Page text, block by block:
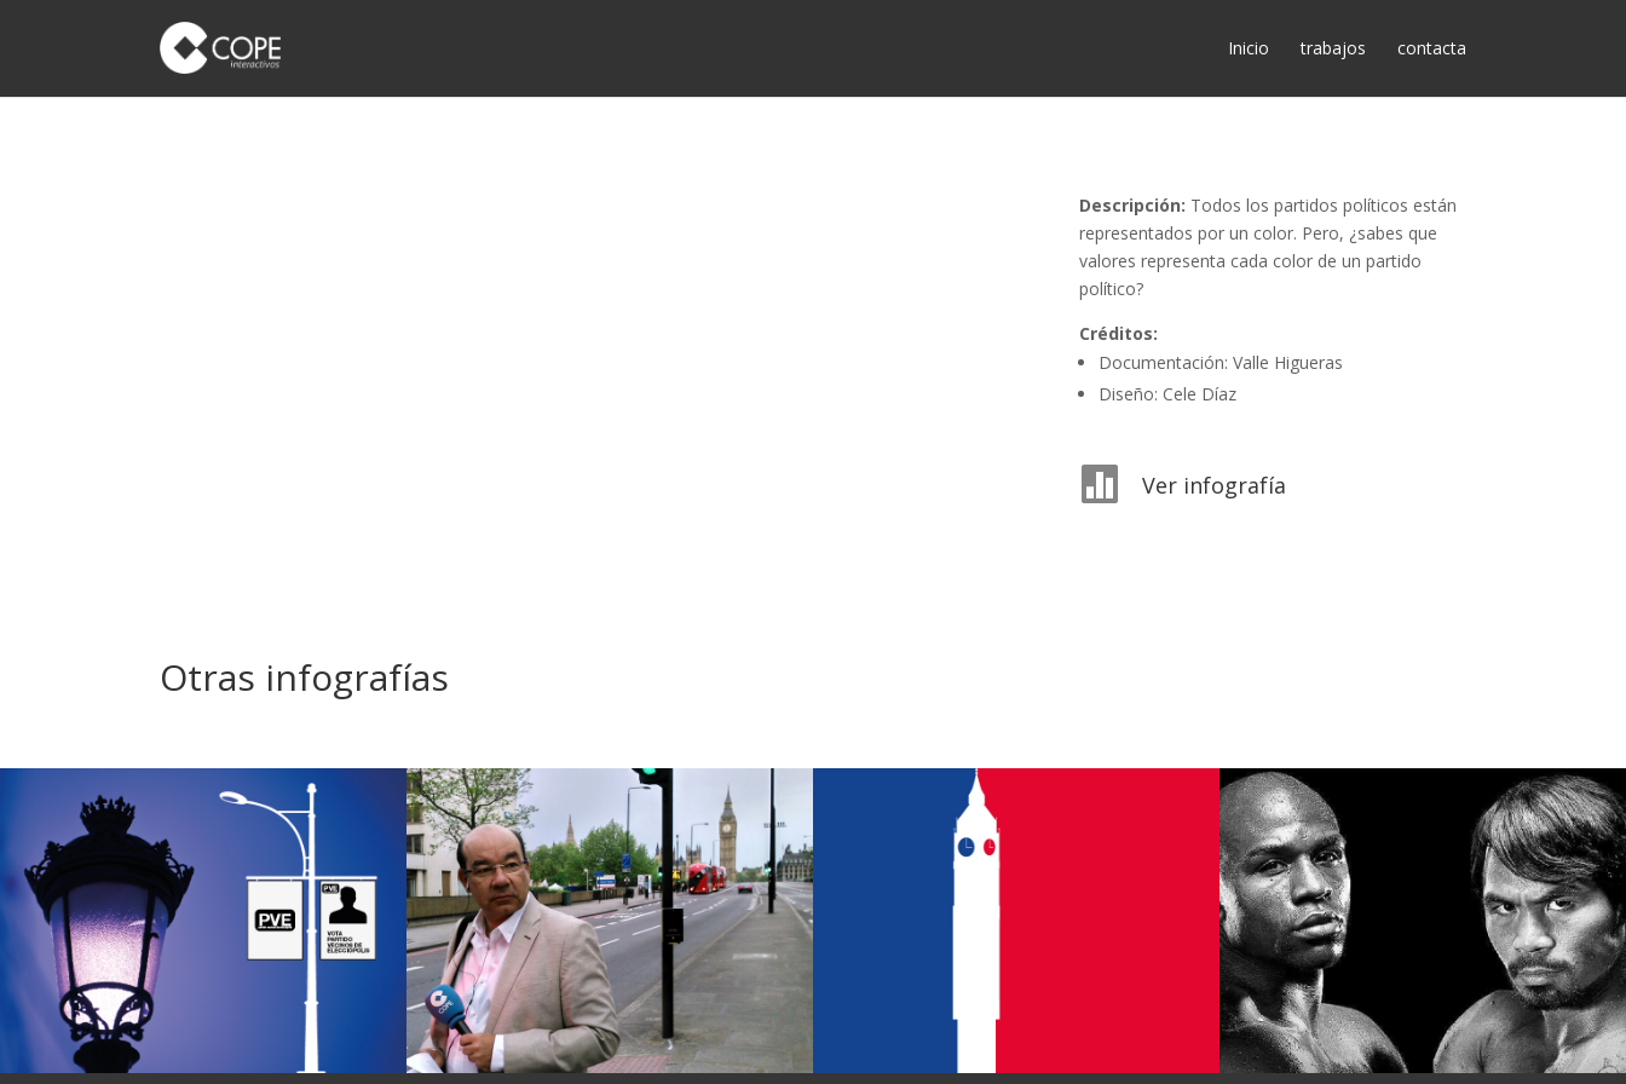
Inicio trabajos contacta
Descripción: Todos los partidos políticos están
representados por un color. Pero, ¿sabes que
valores representa cada color de un partido
político?
Créditos:
Documentación: Valle Higueras
Diseño: Cele Díaz
 Ver infografía
Otras infografías